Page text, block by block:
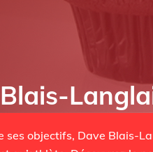
ses objectifs, Dave Blais-